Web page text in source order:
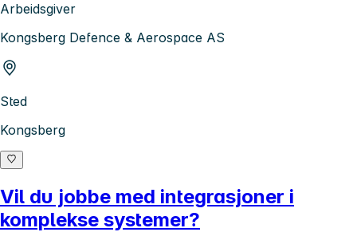
Arbeidsgiver
Kongsberg Defence & Aerospace AS
Sted
Kongsberg
Vil du jobbe med integrasjoner i
komplekse systemer?